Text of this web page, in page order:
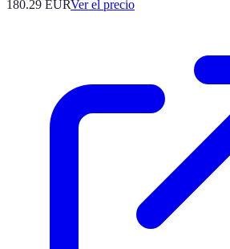
180.29 EURVer el precio